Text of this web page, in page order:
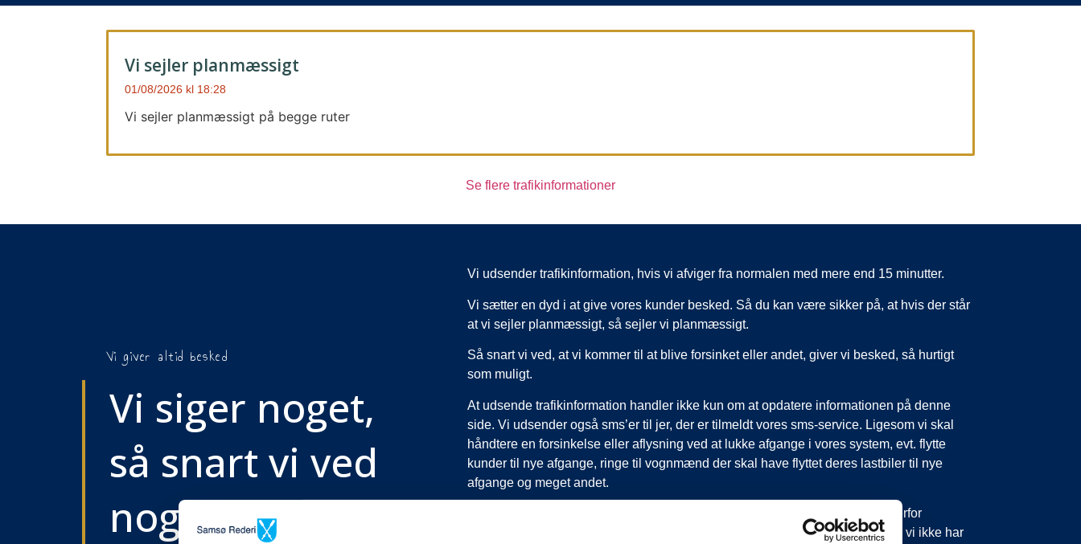
Vi sejler planmæssigt
01/08/2026 18:28
Vi sejler planmæssigt på begge ruter
Se flere trafikinformationer
Vi giver altid besked
Vi siger noget,
så snart vi ved
noget..
Vi udsender trafikinformation, hvis vi afviger fra normalen med mere end 15 minutter.
Vi sætter en dyd i at give vores kunder besked. Så du kan være sikker på, at hvis der står
at vi sejler planmæssigt, så sejler vi planmæssigt.
Så snart vi ved, at vi kommer til at blive forsinket eller andet, giver vi besked, så hurtigt
som muligt.
At udsende trafikinformation handler ikke kun om at opdatere informationen på denne
side. Vi udsender også sms’er til jer, der er tilmeldt vores sms-service. Ligesom vi skal
håndtere en forsinkelse eller aflysning ved at lukke afgange i vores system, evt. flytte
kunder til nye afgange, ringe til vognmænd der skal have flyttet deres lastbiler til nye
afgange og meget andet.
Vi har derfor altid meget travlt, når vi oplever forsinkelser eller aflysninger. Derfor
opfordrer vi jer til at følge med her på siden og ikke ringe eller skrive til os, da vi ikke har